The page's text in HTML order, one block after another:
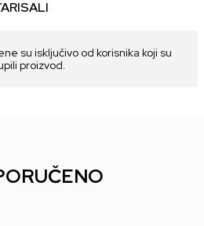
su isključivo od korisnika koji su
proizvod.